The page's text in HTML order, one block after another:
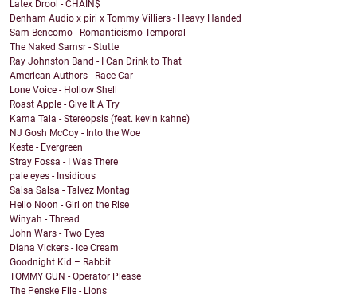
Latex Drool - CHAIN$
Denham Audio x piri x Tommy Villiers - Heavy Handed
Sam Bencomo - Romanticismo Temporal
The Naked Samsr - Stutte
Ray Johnston Band - I Can Drink to That
American Authors - Race Car
Lone Voice - Hollow Shell
Roast Apple - Give It A Try
Kama Tala - Stereopsis (feat. kevin kahne)
NJ Gosh McCoy - Into the Woe
Keste - Evergreen
Stray Fossa - I Was There
pale eyes - Insidious
Salsa Salsa - Talvez Montag
Hello Noon - Girl on the Rise
Winyah - Thread
John Wars - Two Eyes
Diana Vickers - Ice Cream
Goodnight Kid – Rabbit
TOMMY GUN - Operator Please
The Penske File - Lions